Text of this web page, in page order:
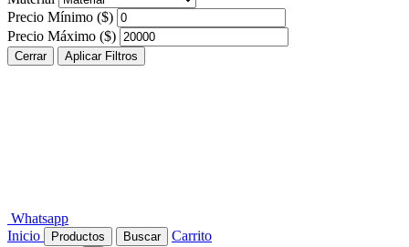
Precio Mínimo ($)
Precio Máximo ($)
Cerrar Aplicar Filtros
Whatsapp
Inicio
Productos Buscar Carrito